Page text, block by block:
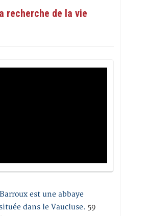
recherche de la vie
est une abbaye
dans le Vaucluse. 59